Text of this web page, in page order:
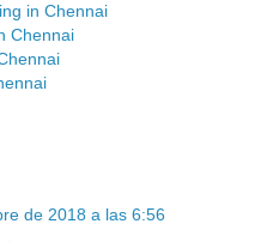
in Chennai
Chennai
de 2018 a las 6:56